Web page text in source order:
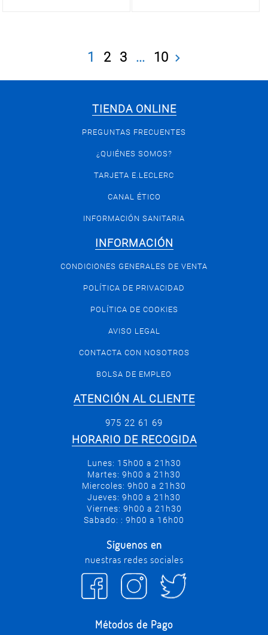
1 2 3 ... 10
TIENDA ONLINE
PREGUNTAS FRECUENTES
¿QUIÉNES SOMOS?
TARJETA E.LECLERC
CANAL ÉTICO
INFORMACIÓN SANITARIA
INFORMACIÓN
CONDICIONES GENERALES DE VENTA
POLÍTICA DE PRIVACIDAD
POLÍTICA DE COOKIES
AVISO LEGAL
CONTACTA CON NOSOTROS
BOLSA DE EMPLEO
ATENCIÓN AL CLIENTE
975 22 61 69
HORARIO DE RECOGIDA
Lunes: 15h00 a 21h30
Martes: 9h00 a 21h30
Miercoles: 9h00 a 21h30
Jueves: 9h00 a 21h30
Viernes: 9h00 a 21h30
Sabado: : 9h00 a 16h00
Síguenos en
nuestras redes sociales
Métodos de Pago